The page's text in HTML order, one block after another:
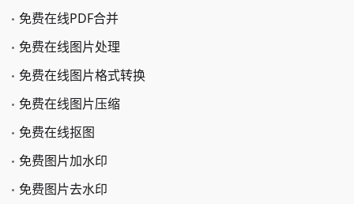
免费在线PDF合并
免费在线图片处理
免费在线图片格式转换
免费在线图片压缩
免费在线抠图
免费图片加水印
免费图片去水印